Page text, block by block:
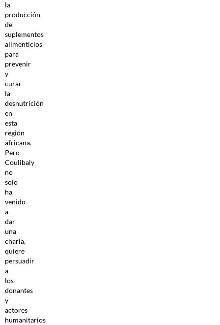
la
producción
de
suplementos
alimenticios
para
prevenir
y
curar
la
desnutrición
en
esta
región
africana.
Pero
Coulibaly
no
solo
ha
venido
a
dar
una
charla,
quiere
persuadir
a
los
donantes
y
actores
humanitarios